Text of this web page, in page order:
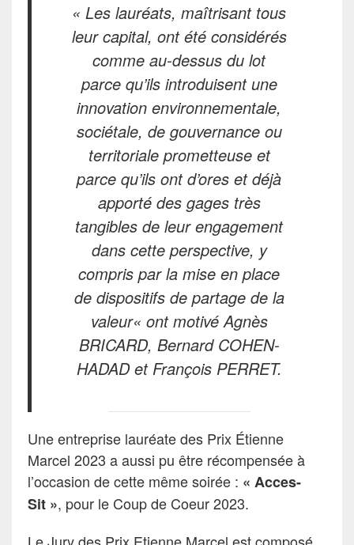
« Les lauréats, maîtrisant tous
leur capital, ont été considérés
comme au-dessus du lot
parce qu’ils introduisent une
innovation environnementale,
sociétale, de gouvernance ou
territoriale prometteuse et
parce qu’ils ont d’ores et déjà
apporté des gages très
tangibles de leur engagement
dans cette perspective, y
compris par la mise en place
de dispositifs de partage de la
valeur« ont motivé Agnès
BRICARD, Bernard COHEN-
HADAD et François PERRET.
Une entreprise lauréate des Prix Étienne
Marcel 2023 a aussi pu être récompensée à
l’occasion de cette même soirée : « Acces-
Sit », pour le Coup de Coeur 2023.